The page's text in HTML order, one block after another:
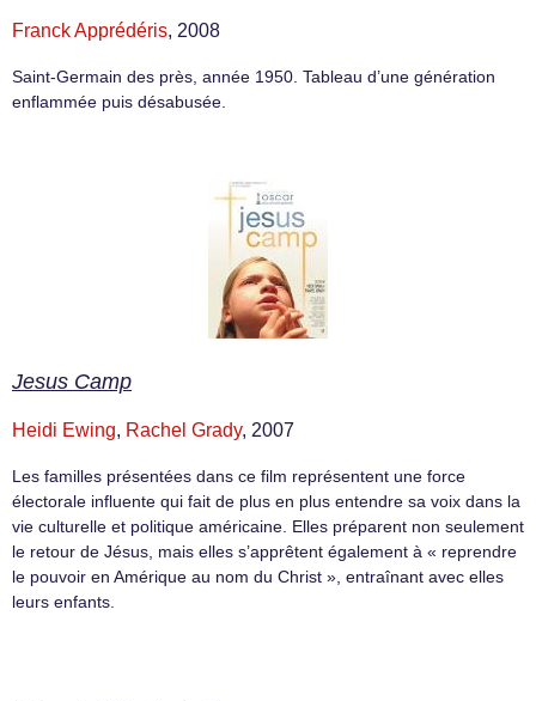
Franck Apprédéris, 2008
Saint-Germain des près, année 1950. Tableau d’une génération
enflammée puis désabusée.
Jesus Camp
Heidi Ewing, Rachel Grady, 2007
Les familles présentées dans ce film représentent une force
électorale influente qui fait de plus en plus entendre sa voix dans la
vie culturelle et politique américaine. Elles préparent non seulement
le retour de Jésus, mais elles s’apprêtent également à « reprendre
le pouvoir en Amérique au nom du Christ », entraînant avec elles
leurs enfants.